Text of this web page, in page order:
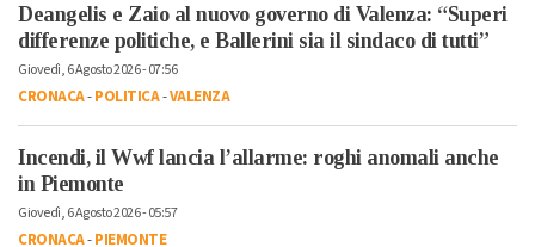
Deangelis e Zaio al nuovo governo di Valenza: “Superi
differenze politiche, e Ballerini sia il sindaco di tutti”
Giovedì, 6 Agosto 2026 - 07:56
CRONACA-POLITICA-VALENZA
Incendi, il Wwf lancia l’allarme: roghi anomali anche
in Piemonte
Giovedì, 6 Agosto 2026 - 05:57
CRONACA-PIEMONTE